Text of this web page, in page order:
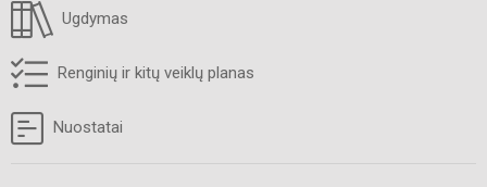
Ugdymas
Renginių ir kitų veiklų planas
Nuostatai